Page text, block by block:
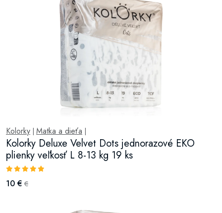
Kolorky Matka a dieťa
Kolorky Deluxe Velvet Dots jednorazové EKO
plienky veľkosť L 8-13 kg 19 ks
10 € €